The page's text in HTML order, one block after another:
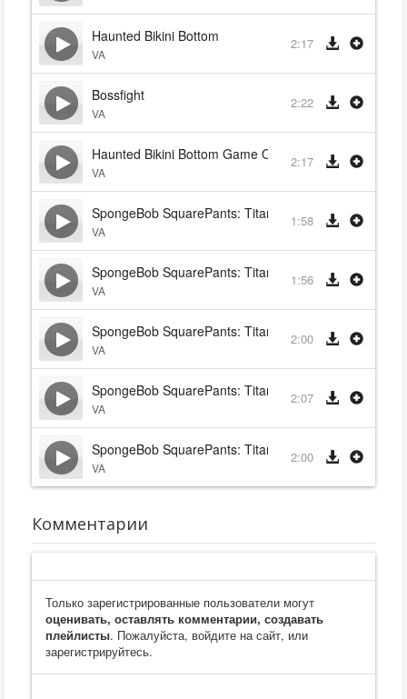
Haunted Bikini Bottom
VA
2:17
Bossfight
VA
2:22
Haunted Bikini Bottom Game Outro
VA
2:17
SpongeBob SquarePants: Titans of the Tide
VA
1:58
SpongeBob SquarePants: Titans of the Tide (French)
VA
1:56
SpongeBob SquarePants: Titans of the Tide (German)
VA
2:00
SpongeBob SquarePants: Titans of the Tide (Braz
VA
2:07
SpongeBob SquarePants: Titans of the Tide
VA
2:00
Комментарии
Только зарегистрированные пользователи могут
оценивать, оставлять комментарии, создавать
плейлисты. Пожалуйста, войдите на сайт, или
зарегистрируйтесь.